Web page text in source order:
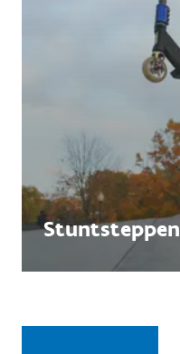
Stuntsteppen